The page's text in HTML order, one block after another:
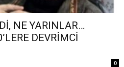
NE YARINLAR…
DEVRİMCİ
0